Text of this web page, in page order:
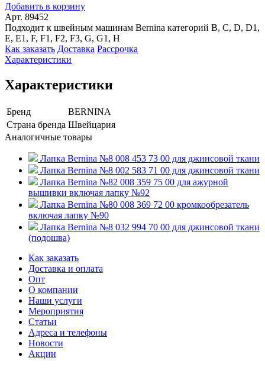
Добавить в корзину
Арт. 89452
Подходит к швейным машинам Bernina категорий B, C, D, D1,
E, E1, F, F1, F2, F3, G, G1, H
Как заказать Доставка Рассрочка
Характеристики
Характеристики
Бренд
BERNINA
Страна бренда Швейцария
Аналогичные товары
Лапка Bernina №8 008 453 73 00 для джинсовой ткани
Лапка Bernina №8 002 583 71 00 для джинсовой ткани
Лапка Bernina №82 008 359 75 00 для ажурной
вышивки включая лапку №92
Лапка Bernina №80 008 369 72 00 кромкообрезатель
включая лапку №90
Лапка Bernina №8 032 994 70 00 для джинсовой ткани
(подошва)
Как заказать
Доставка и оплата
Опт
О компании
Наши услуги
Мероприятия
Статьи
Адреса и телефоны
Новости
Акции